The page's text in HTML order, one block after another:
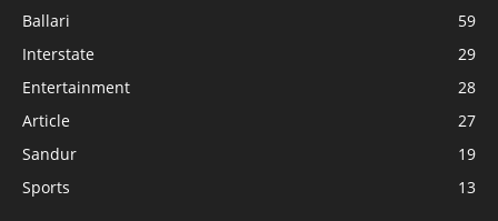
Ballari
59
Interstate
29
Entertainment
28
Article
27
Sandur
19
Sports
13